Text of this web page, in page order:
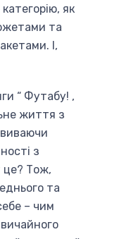
як
та
І,
“ Футабу! ,
життя з
з
це? Тож,
та
– чим